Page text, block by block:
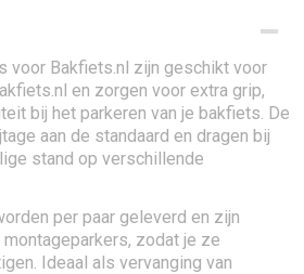
voor Bakfiets.nl zijn geschikt voor
en zorgen voor extra grip,
bij het parkeren van je bakfiets. De
aan de standaard en dragen bij
stand op verschillende
per paar geleverd en zijn
zodat je ze
Ideaal als vervanging van